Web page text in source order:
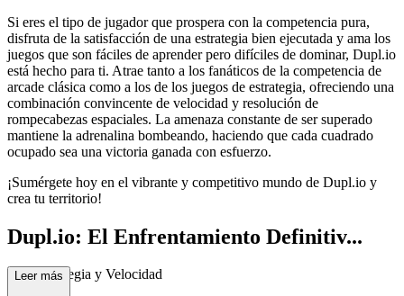
Si eres el tipo de jugador que prospera con la competencia pura,
disfruta de la satisfacción de una estrategia bien ejecutada y ama los
juegos que son fáciles de aprender pero difíciles de dominar, Dupl.io
está hecho para ti. Atrae tanto a los fanáticos de la competencia de
arcade clásica como a los de los juegos de estrategia, ofreciendo una
combinación convincente de velocidad y resolución de
rompecabezas espaciales. La amenaza constante de ser superado
mantiene la adrenalina bombeando, haciendo que cada cuadrado
ocupado sea una victoria ganada con esfuerzo.
¡Sumérgete hoy en el vibrante y competitivo mundo de Dupl.io y
crea tu territorio!
Dupl.io: El Enfrentamiento Definitiv...
o de Estrategia y Velocidad
Leer más